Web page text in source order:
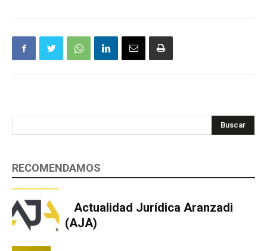
Buscar
RECOMENDAMOS
Actualidad Jurídica Aranzadi
(AJA)